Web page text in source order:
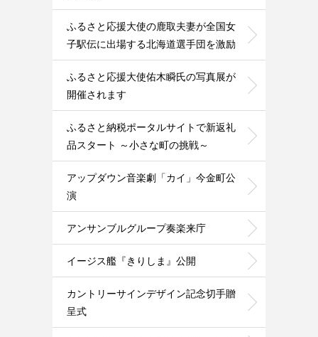
ふるさと応援大使の鹿取夫妻が全国女
子駅伝に出場する北海道選手団を激励
ふるさと応援大使佑木瞬氏の写真展が
開催されます
ふるさと納税ポータルサイトで新返礼
品スタート ～小さな町の挑戦～
アップダウン音楽劇「カイ」今金町公
演
アンサンブルグループ奏楽来庁
イージス艦『きりしま』公開
カントリーサインデザイン記念切手贈
呈式